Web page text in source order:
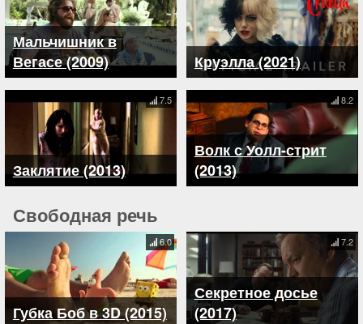
Мальчишник в
Вегасе (2009)
Круэлла (2021)
Заклятие (2013)
7.5
Волк с Уолл-стрит
(2013)
8.2
Свободная речь
Губка Боб в 3D (2015)
6.0
Секретное досье
(2017)
7.2